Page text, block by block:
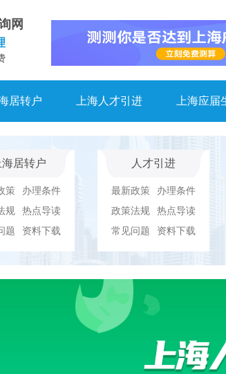
网
海居转户 上海人才引进 上海应届
海居转户
策
办理条件
规
热点导读
题
资料下载
人才引进
最新政策
办理条件
政策法规
热点导读
常见问题
资料下载